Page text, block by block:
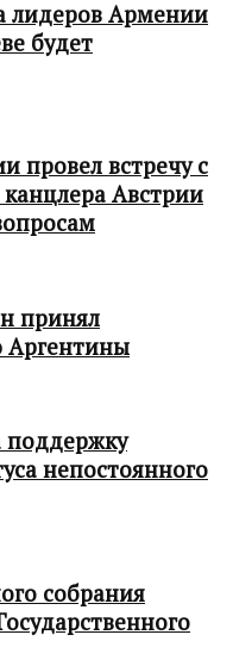
лидеров Армении
будет
провел встречу с
Австрии
принял
Аргентины
поддержку
непостоянного
собрания